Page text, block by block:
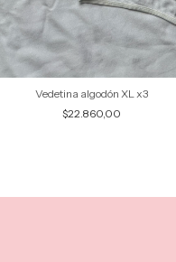
Vedetina algodón XL x3
$22.860,00